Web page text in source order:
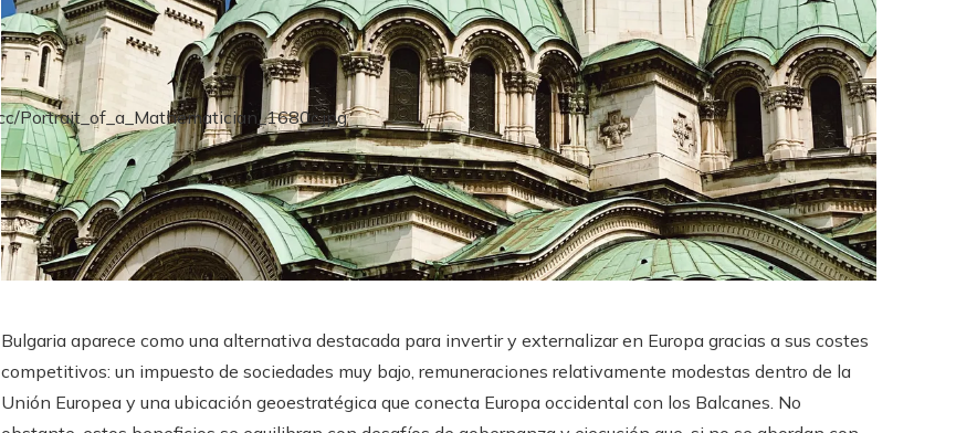
Bulgaria aparece como una alternativa destacada para invertir y externalizar en Europa gracias a sus costes
competitivos: un impuesto de sociedades muy bajo, remuneraciones relativamente modestas dentro de la
Unión Europea y una ubicación geoestratégica que conecta Europa occidental con los Balcanes. No